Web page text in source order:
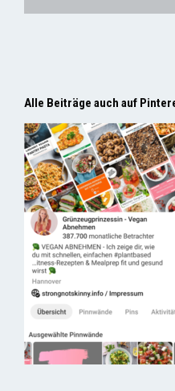
Alle Beiträge auch auf